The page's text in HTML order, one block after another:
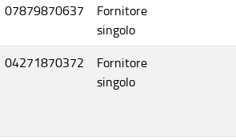
07879870637
Fornitore
singolo
04271870372
Fornitore
singolo